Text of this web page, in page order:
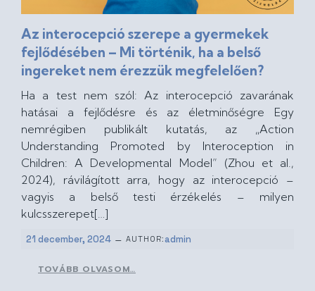
Az interocepció szerepe a gyermekek
fejlődésében – Mi történik, ha a belső
ingereket nem érezzük megfelelően?
Ha a test nem szól: Az interocepció zavarának
hatásai a fejlődésre és az életminőségre Egy
nemrégiben publikált kutatás, az „Action
Understanding Promoted by Interoception in
Children: A Developmental Model” (Zhou et al.,
2024), rávilágított arra, hogy az interocepció –
vagyis a belső testi érzékelés – milyen
kulcsszerepet[…]
21 december, 2024 – AUTHOR:admin
TOVÁBB OLVASOM…